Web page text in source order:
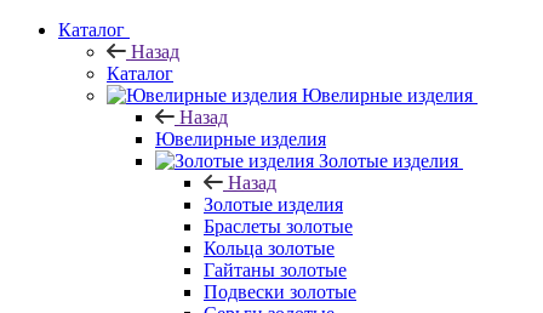
Каталог
Назад
Каталог
Ювелирные изделия
Назад
Ювелирные изделия
Золотые изделия
Назад
Золотые изделия
Браслеты золотые
Кольца золотые
Гайтаны золотые
Подвески золотые